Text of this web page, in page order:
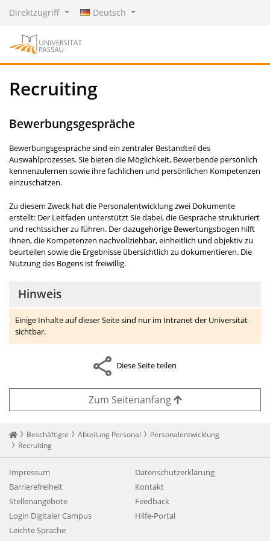
Direktzugriff Deutsch
Recruiting
Bewerbungs­gespräche
Bewerbungsgespräche sind ein zentraler Bestandteil des
Auswahlprozesses. Sie bieten die Möglichkeit, Bewerbende persönlich
kennenzulernen sowie ihre fachlichen und persönlichen Kompetenzen
einzuschätzen.
Zu diesem Zweck hat die Personalentwicklung zwei Dokumente
erstellt: Der Leitfaden unterstützt Sie dabei, die Gespräche strukturiert
und rechtssicher zu führen. Der dazugehörige Bewertungsbogen hilft
Ihnen, die Kompetenzen nachvollziehbar, einheitlich und objektiv zu
beurteilen sowie die Ergebnisse übersichtlich zu dokumentieren. Die
Nutzung des Bogens ist freiwillig.
Hinweis
Einige Inhalte auf dieser Seite sind nur im Intranet der Universität
sichtbar.
Diese Seite teilen
Zum Seitenanfang
Startseite
Beschäftigte Abteilung Personal
Personalentwicklung
Recruiting
Impressum
Datenschutzerklärung
Barrierefreiheit
Kontakt
Stellenangebote
Feedback
Login Digitaler Campus
Hilfe-Portal
Leichte Sprache